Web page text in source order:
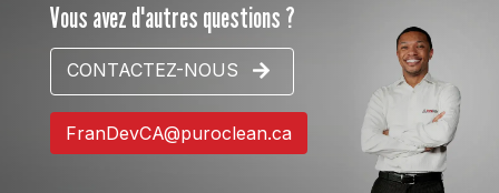
Vous avez d'autres questions ?
CONTACTEZ-NOUS
FranDevCA@puroclean.ca